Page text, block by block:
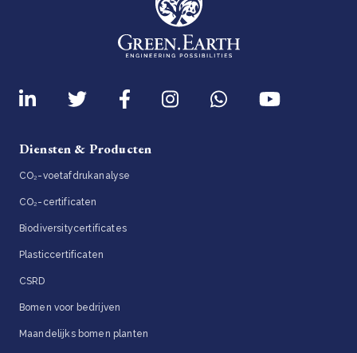
Diensten & Producten
CO₂-voetafdrukanalyse
CO₂-certificaten
Biodiversitycertificates
Plasticcertificaten
CSRD
Bomen voor bedrijven
Maandelijks bomen planten